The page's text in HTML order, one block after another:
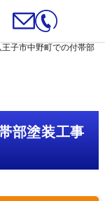
子市中野町での付帯部
部塗装工事